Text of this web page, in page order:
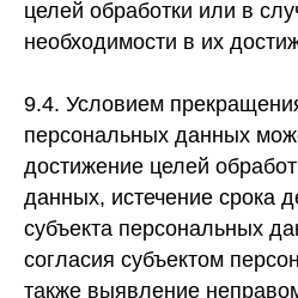
целей обработки или в
необходимости в их
9.4. Условием
персональных данных
достижение целей
данных, истечение срока
субъекта персональных
согласия субъектом
также выявление